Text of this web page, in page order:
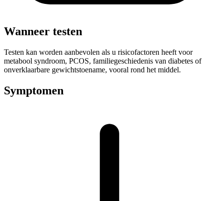
Wanneer testen
Testen kan worden aanbevolen als u risicofactoren heeft voor
metabool syndroom, PCOS, familiegeschiedenis van diabetes of
onverklaarbare gewichtstoename, vooral rond het middel.
Symptomen